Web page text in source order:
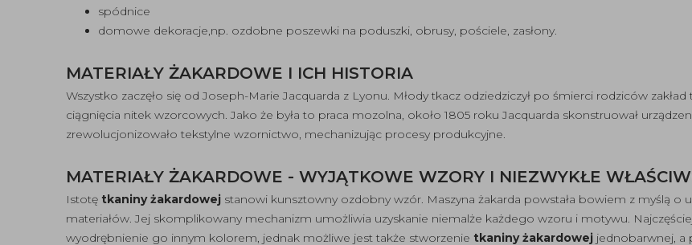
spódnice
domowe dekoracje,np. ozdobne poszewki na poduszki, obrusy, pościele, zasłony.
MATERIAŁY ŻAKARDOWE I ICH HISTORIA
Wszystko zaczęło się od Joseph-Marie Jacquarda z Lyonu. Młody tkacz odziedziczył po śmierci rodziców
ciągnięcia nitek wzorcowych. Jako że była to praca mozolna, około 1805 roku Jacquarda skonstruował
zrewolucjonizowało tekstylne wzornictwo, mechanizując procesy produkcyjne.
MATERIAŁY ŻAKARDOWE - WYJĄTKOWE WZORY I NIEZWYKŁE
Istotę tkaniny żakardowej stanowi kunsztowny ozdobny wzór. Maszyna żakarda powstała bowiem z myślą
materiałów. Jej skomplikowany mechanizm umożliwia uzyskanie niemalże każdego wzoru i motywu.
wyodrębnienie go innym kolorem, jednak możliwe jest także stworzenie tkaniny żakardowej jednobarwnej, a